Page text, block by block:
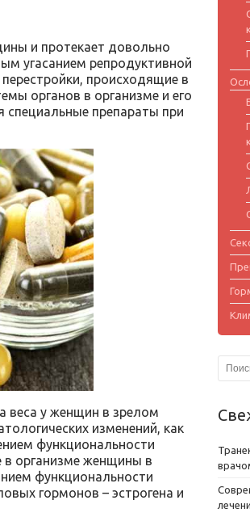
и протекает довольно
угасанием репродуктивной
происходящие в
органов в организме и его
препараты при
веса у женщин в зрелом
изменений, как
функциональности
в организме женщины в
функциональности
гормонов – эстрогена и